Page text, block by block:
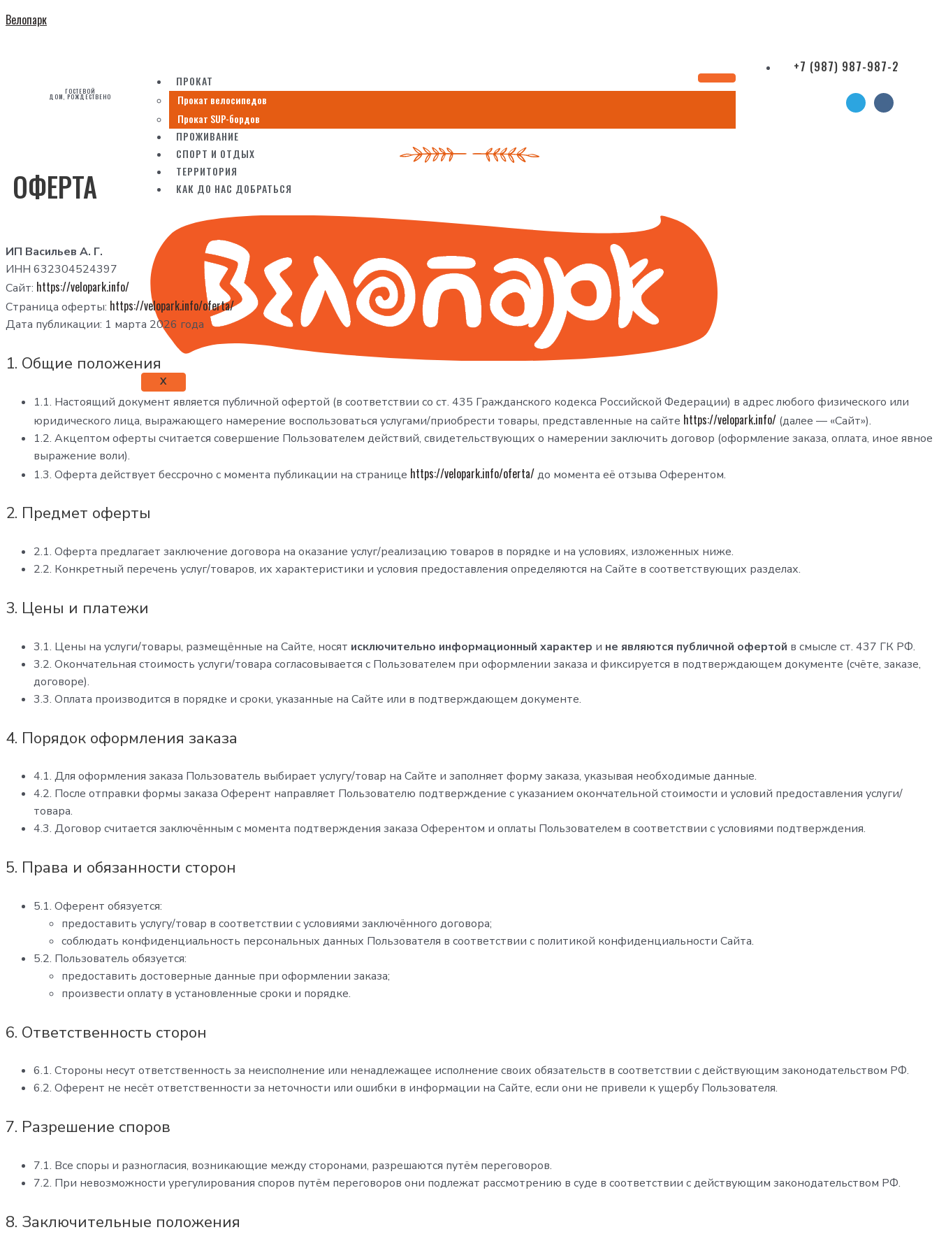
Велопарк
ГОСТЕВОЙ
ДОМ, РОЖДЕСТВЕНО
ПРОКАТ
Прокат велосипедов
Прокат SUP-бордов
ПРОЖИВАНИЕ
СПОРТ И ОТДЫХ
ТЕРРИТОРИЯ
КАК ДО НАС ДОБРАТЬСЯ
X
+7 (987) 987-987-2
ОФЕРТА
ИП Васильев А. Г.
ИНН 632304524397
Сайт: https://velopark.info/
Страница оферты: https://velopark.info/oferta/
Дата публикации: 1 марта 2026 года
1. Общие положения
1.1. Настоящий документ является публичной офертой (в соответствии со ст. 435 Гражданского кодекса Российской Федерации) в адрес любого физического или
юридического лица, выражающего намерение воспользоваться услугами/приобрести товары, представленные на сайте https://velopark.info/ (далее — «Сайт»).
1.2. Акцептом оферты считается совершение Пользователем действий, свидетельствующих о намерении заключить договор (оформление заказа, оплата, иное явное
выражение воли).
1.3. Оферта действует бессрочно с момента публикации на странице https://velopark.info/oferta/до момента её отзыва Оферентом.
2. Предмет оферты
2.1. Оферта предлагает заключение договора на оказание услуг/реализацию товаров в порядке и на условиях, изложенных ниже.
2.2. Конкретный перечень услуг/товаров, их характеристики и условия предоставления определяются на Сайте в соответствующих разделах.
3. Цены и платежи
3.1. Цены на услуги/товары, размещённые на Сайте, носят исключительно информационный характер и не являются публичной офертой в смысле ст. 437 ГК РФ.
3.2. Окончательная стоимость услуги/товара согласовывается с Пользователем при оформлении заказа и фиксируется в подтверждающем документе (счёте, заказе,
договоре).
3.3. Оплата производится в порядке и сроки, указанные на Сайте или в подтверждающем документе.
4. Порядок оформления заказа
4.1. Для оформления заказа Пользователь выбирает услугу/товар на Сайте и заполняет форму заказа, указывая необходимые данные.
4.2. После отправки формы заказа Оферент направляет Пользователю подтверждение с указанием окончательной стоимости и условий предоставления услуги/
товара.
4.3. Договор считается заключённым с момента подтверждения заказа Оферентом и оплаты Пользователем в соответствии с условиями подтверждения.
5. Права и обязанности сторон
5.1. Оферент обязуется:
предоставить услугу/товар в соответствии с условиями заключённого договора;
соблюдать конфиденциальность персональных данных Пользователя в соответствии с политикой конфиденциальности Сайта.
5.2. Пользователь обязуется:
предоставить достоверные данные при оформлении заказа;
произвести оплату в установленные сроки и порядке.
6. Ответственность сторон
6.1. Стороны несут ответственность за неисполнение или ненадлежащее исполнение своих обязательств в соответствии с действующим законодательством РФ.
6.2. Оферент не несёт ответственности за неточности или ошибки в информации на Сайте, если они не привели к ущербу Пользователя.
7. Разрешение споров
7.1. Все споры и разногласия, возникающие между сторонами, разрешаются путём переговоров.
7.2. При невозможности урегулирования споров путём переговоров они подлежат рассмотрению в суде в соответствии с действующим законодательством РФ.
8. Заключительные положения